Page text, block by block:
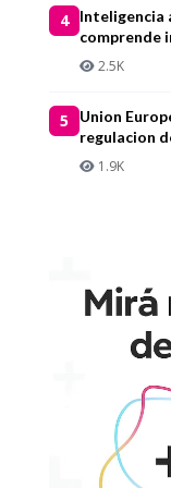
4
Inteligencia
comprende
2.5K
5
Union
regulacion
1.9K